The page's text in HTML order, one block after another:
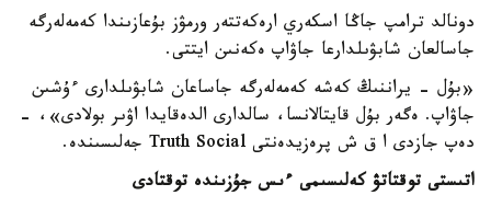
دونالد ترامپ جاڭا اسكەري ارەكەتتەر ورمۋز بۇعازىندا كەمەلەرگە
جاسالعان شابۋىلدارعا جاۋاپ ەكەنىن ايتتى.
«بۇل - يراننىڭ كەشە كەمەلەرگە جاساعان شابۋىلدارى ءۇشىن
جاۋاپ. ەگەر بۇل قايتالانسا، سالدارى الدەقايدا اۋىر بولادى»، -
دەپ جازدى ا ق ش پرەزيدەنتى Truth Social جەلىسىندە.
اتىستى توقتاتۋ كەلىسىمى ءىس جۇزىندە توقتادى